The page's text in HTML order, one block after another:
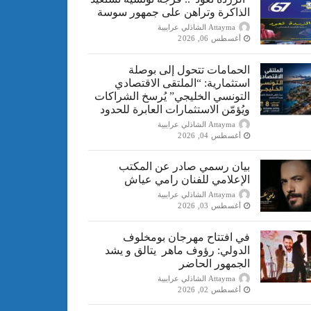
الذاكرة وتراهن على جمهور سوسة
Attayma الشاذلي عرايبية
أغسطس 06, 2026
الحمامات تتحول إلى بوصلة
استثمارية: “الملتقى الاقتصادي
التونسي الخليجي” يُرسخ الشراكات
ويُؤمّن الاستثمارات العابرة للحدود
Attayma الشاذلي عرايبية
أغسطس 04, 2026
بيان رسمي صادر عن المكتب
الإعلامي للفنان رامي عياش
Attayma الشاذلي عرايبية
أغسطس 03, 2026
في افتتاح مهرجان بومخلوف
الدولي: رؤوف ماهر يتالق و يشد
الجمهور الحاضر
Attayma الشاذلي عرايبية
أغسطس 02, 2026